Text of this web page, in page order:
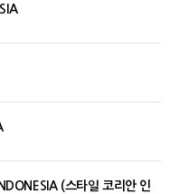
(스타일 코리안 인